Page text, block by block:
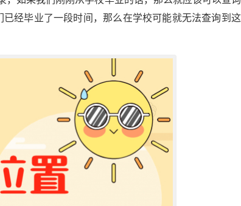
经毕业了一段时间，那么在学校可能就无法查询到